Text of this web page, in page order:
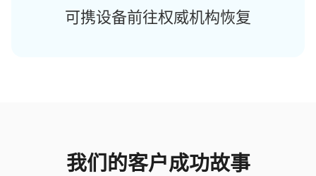
可携设备前往权威机构恢复
我们的客户成功故事